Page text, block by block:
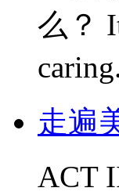
么？
走遍
ACT